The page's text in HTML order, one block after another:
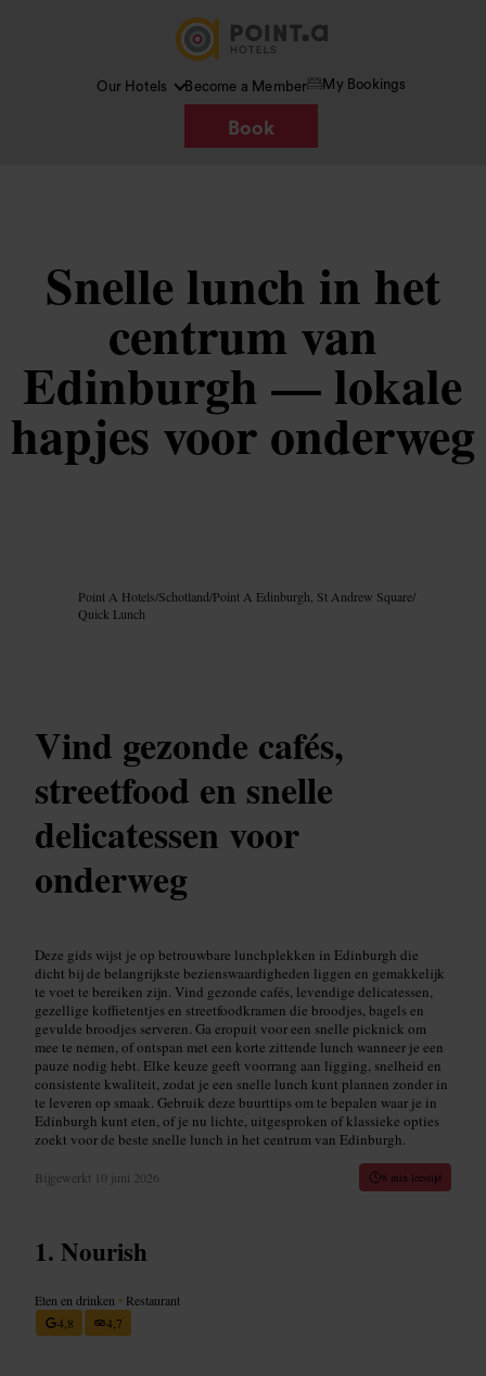
Our Hotels Become a Member My Bookings
Book
Snelle lunch in het
centrum van
Edinburgh — lokale
hapjes voor onderweg
Point A Hotels/Schotland/Point A Edinburgh, St Andrew Square/
Quick Lunch
Vind gezonde cafés,
streetfood en snelle
delicatessen voor
onderweg
Deze gids wijst je op betrouwbare lunchplekken in Edinburgh die
dicht bij de belangrijkste bezienswaardigheden liggen en gemakkelijk
te voet te bereiken zijn. Vind gezonde cafés, levendige delicatessen,
gezellige koffietentjes en streetfoodkramen die broodjes, bagels en
gevulde broodjes serveren. Ga eropuit voor een snelle picknick om
mee te nemen, of ontspan met een korte zittende lunch wanneer je een
pauze nodig hebt. Elke keuze geeft voorrang aan ligging, snelheid en
consistente kwaliteit, zodat je een snelle lunch kunt plannen zonder in
te leveren op smaak. Gebruik deze buurttips om te bepalen waar je in
Edinburgh kunt eten, of je nu lichte, uitgesproken of klassieke opties
zoekt voor de beste snelle lunch in het centrum van Edinburgh.
Bijgewerkt 10 juni 2026 8 min leestijd
Nourish
Eten en drinken • Restaurant
4,8
4,7